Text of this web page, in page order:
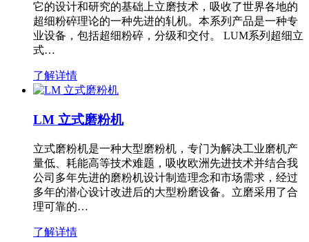
它的设计和研究的基础上立磨技术，吸收了世界各地的
超细粉碎理论的一种先进的轧机。本系列产品是一种专
业设备，包括超细粉碎，分级和交付。 LUM系列超细立
式…
了解详情
LM 立式磨粉机
立式磨粉机是一种大型磨粉机，专门为解决工业磨机产
量低、耗能高等技术难题，吸收欧洲先进技术并结合我
公司多年先进的磨粉机设计制造理念和市场需求，经过
多年的潜心设计改进后的大型粉磨设备。立磨采用了合
理可靠的…
了解详情